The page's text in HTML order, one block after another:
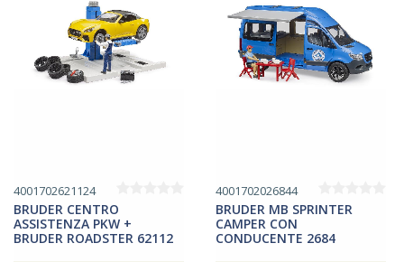
4001702621124
BRUDER CENTRO
ASSISTENZA PKW +
BRUDER ROADSTER 62112
4001702026844
BRUDER MB SPRINTER
CAMPER CON
CONDUCENTE 2684